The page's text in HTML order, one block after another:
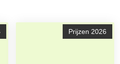
Prijzen 2026